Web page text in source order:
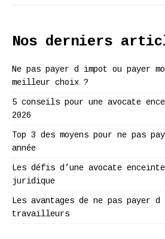
Nos derniers
Ne pas payer d impot ou payer
meilleur choix ?
5 conseils pour une avocate
2026
Top 3 des moyens pour ne pas
année
Les défis d’une avocate
juridique
Les avantages de ne pas payer
travailleurs